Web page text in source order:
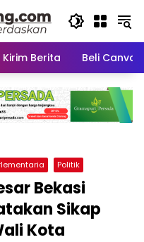
Kirim Berita Beli
Politik
Bekasi
Sikap
Kota